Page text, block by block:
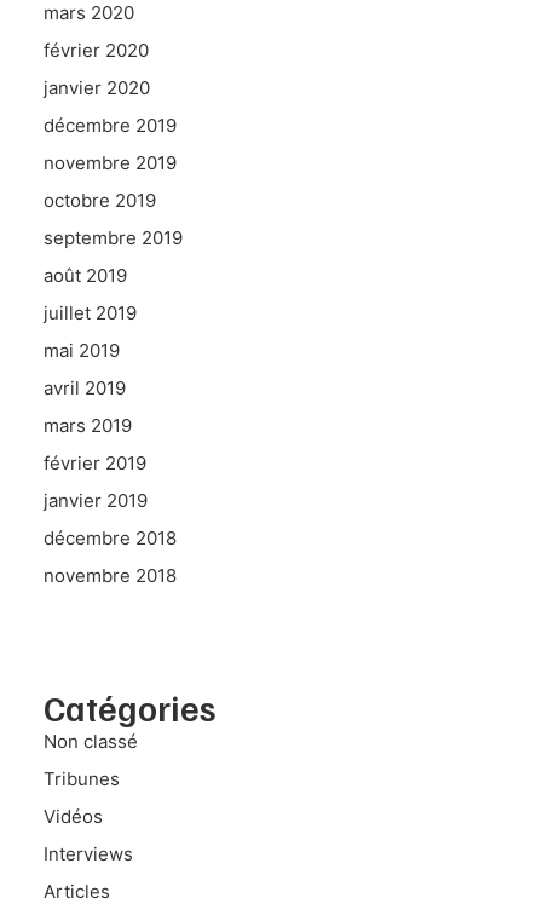
mars 2020
février 2020
janvier 2020
décembre 2019
novembre 2019
octobre 2019
septembre 2019
août 2019
juillet 2019
mai 2019
avril 2019
mars 2019
février 2019
janvier 2019
décembre 2018
novembre 2018
Catégories
Non classé
Tribunes
Vidéos
Interviews
Articles